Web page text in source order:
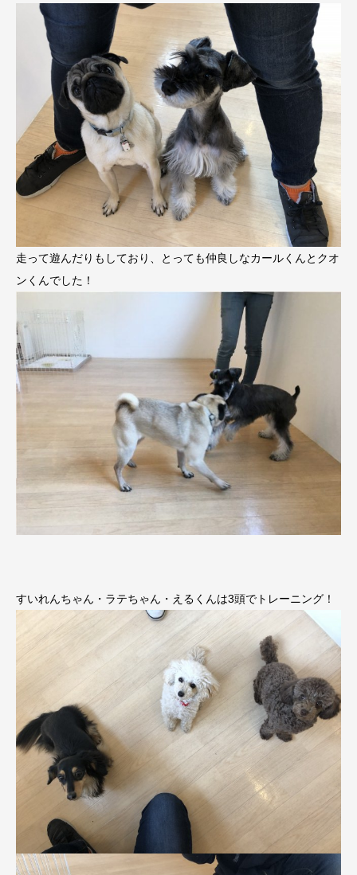
走って遊んだりもしており、とっても仲良しなカールくんとクオ
ンくんでした！
すいれんちゃん・ラテちゃん・えるくんは3頭でトレーニング！